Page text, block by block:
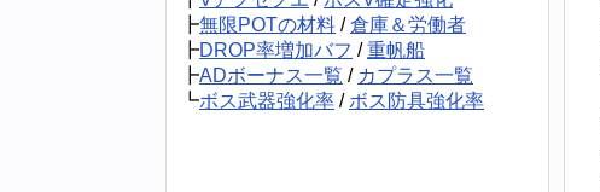
┣無限POTの材料 /倉庫＆労働者
┣DROP率増加バフ /重帆船
┣ADボーナス一覧 / カプラス一覧
┗ボス武器強化率 / ボス防具強化率